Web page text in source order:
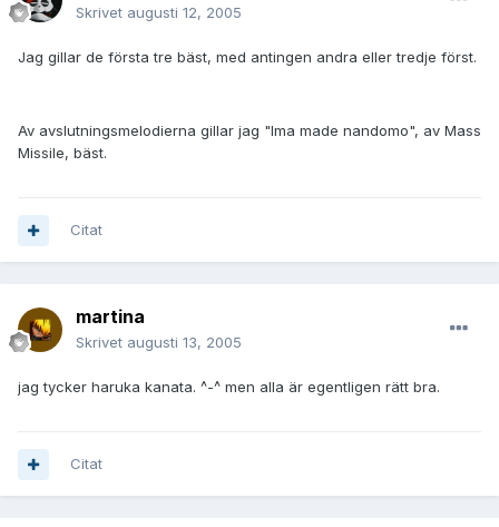
Skrivet augusti 12, 2005
Jag gillar de första tre bäst, med antingen andra eller tredje först.
Av avslutningsmelodierna gillar jag "Ima made nandomo", av Mass
Missile, bäst.
Citat
martina
Skrivet augusti 13, 2005
jag tycker haruka kanata. ^-^ men alla är egentligen rätt bra.
Citat